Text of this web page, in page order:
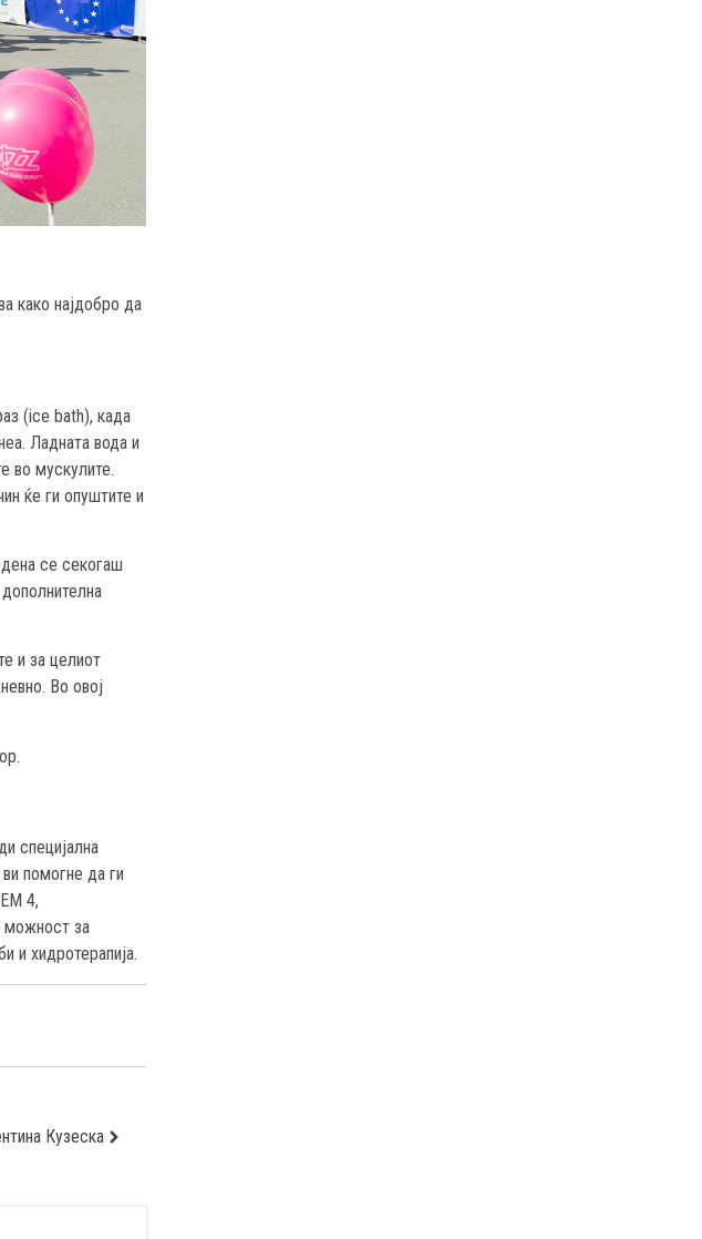
како најдобро да
(ice bath), када
Ладната вода и
во мускулите.
ќе ги опуштите и
се секогаш
и за целиот
Во овој
специјална
помогне да ги
4,
можност за
и хидротерапија.
Кузеска